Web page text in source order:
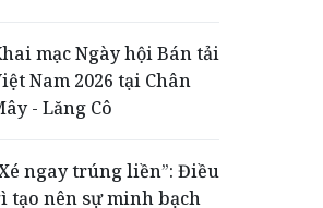
10 Công ty Bảo hiểm
thọ uy tín 2026”
mạc Ngày hội Bán tải
Nam 2026 tại Chân
- Lăng Cô
ngay trúng liền”: Điều
tạo nên sự minh bạch